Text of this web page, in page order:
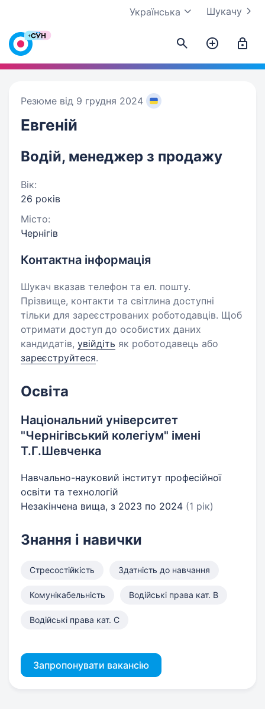
Шукачу
Українська
Резюме від 9 грудня 2024
Евгеній
Водій, менеджер з продажу
Вік:
26 років
Місто:
Чернігів
Контактна інформація
Шукач вказав телефон та ел. пошту.
Прізвище, контакти та світлина доступні
тільки для зареєстрованих роботодавців. Щоб
отримати доступ до особистих даних
кандидатів, увійдіть як роботодавець або
зареєструйтеся.
Освіта
Національний університет
"Чернігівський колегіум" імені
Т.Г.Шевченка
Навчально-науковий інститут професійної
освіти та технологій
Незакінчена вища, з 2023 по 2024 (1 рік)
Знання і навички
Стресостійкість Здатність до навчання
Комунікабельність Водійські права кат. B
Водійські права кат. C
Запропонувати вакансію